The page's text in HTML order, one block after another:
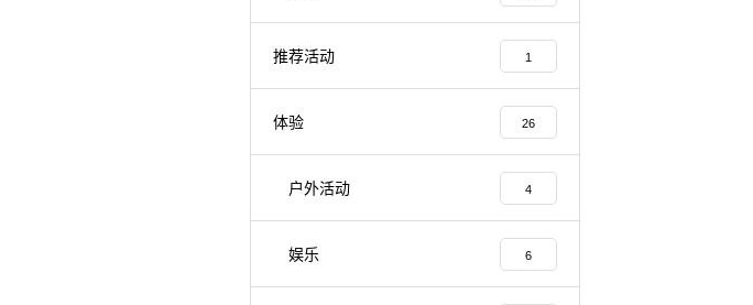
推荐活动 1
体验 26
户外活动 4
娱乐 6